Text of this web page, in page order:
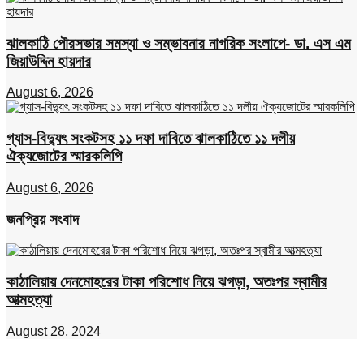
ঝালকাঠি পৌরসভার সমস্যা ও সম্ভাবনার নাগরিক সংলাপে- ডা. এস এম
জিয়াউদ্দিন হায়দার
August 6, 2026
গ্যাস-বিদ্যুৎ সংকটসহ ১১ দফা দাবিতে ঝালকাঠিতে ১১ দলীয়
ঐক্যজোটের স্মারকলিপি
August 6, 2026
জনপ্রিয় সংবাদ
কাঠালিয়ায় দেনমোহরের টাকা পরিশোধ নিয়ে ঝগড়া, অতঃপর স্বামীর
আত্মহত্যা
August 28, 2024